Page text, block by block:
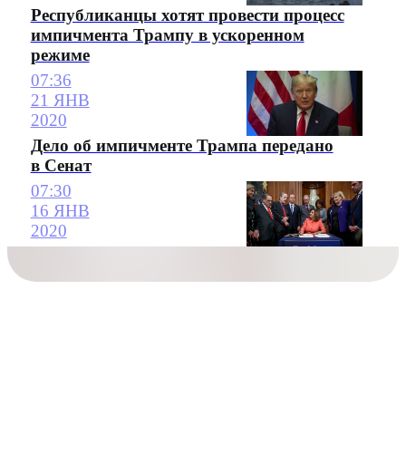
Республиканцы хотят провести процесс
импичмента Трампу в ускоренном
режиме
07:36
21 ЯНВ
2020
Дело об импичменте Трампа передано
в Сенат
07:30
16 ЯНВ
2020